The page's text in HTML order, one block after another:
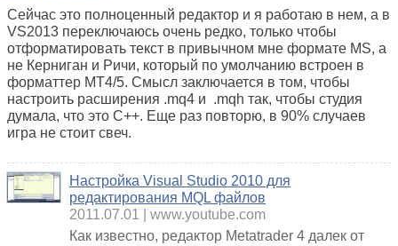
Сейчас это полноценный редактор и я работаю в нем, а в
VS2013 переключаюсь очень редко, только чтобы
отформатировать текст в привычном мне формате MS, а
не Керниган и Ричи, который по умолчанию встроен в
форматтер МТ4/5. Смысл заключается в том, чтобы
настроить расширения .mq4 и .mqh так, чтобы студия
думала, что это С++. Еще раз повторю, в 90% случаев
игра не стоит свеч.
Настройка Visual Studio 2010 для
редактирования MQL файлов
2011.07.01
www.youtube.com
Как известно, редактор Metatrader 4 далек от